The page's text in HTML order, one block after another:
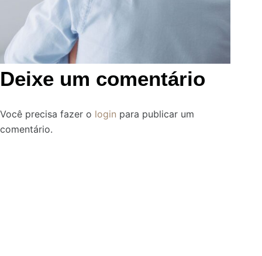
Deixe um comentário
Você precisa fazer o login para publicar um
comentário.